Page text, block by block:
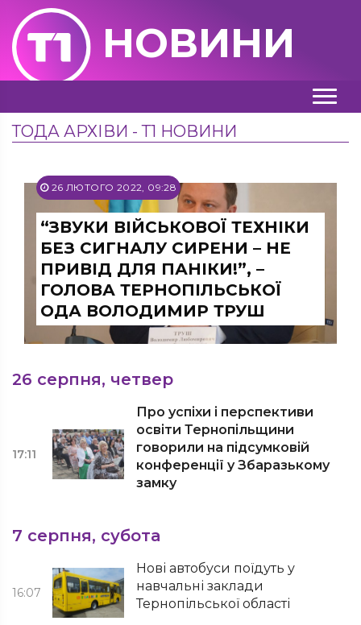
НОВИНИ
ТОДА АРХІВИ - Т1 НОВИНИ
26 ЛЮТОГО 2022, 09:28
“ЗВУКИ ВІЙСЬКОВОЇ ТЕХНІКИ
БЕЗ СИГНАЛУ СИРЕНИ – НЕ
ПРИВІД ДЛЯ ПАНІКИ!”, –
ГОЛОВА ТЕРНОПІЛЬСЬКОЇ
ОДА ВОЛОДИМИР ТРУШ
26 серпня, четвер
17:11
Про успіхи і перспективи
освіти Тернопільщини
говорили на підсумковій
конференції у Збаразькому
замку
7 серпня, субота
16:07
Нові автобуси поїдуть у
навчальні заклади
Тернопільської області